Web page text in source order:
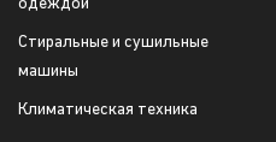
одеждой
Стиральные и сушильные
машины
Климатическая техника